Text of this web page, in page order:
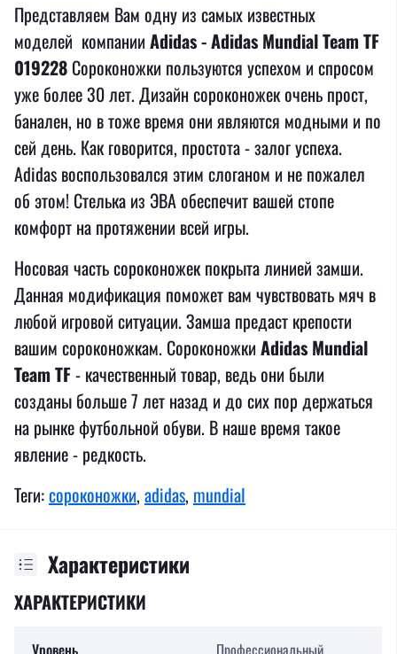
Представляем Вам одну из самых известных
моделей компании Adidas - Adidas Mundial Team TF
019228 Сороконожки пользуются успехом и спросом
уже более 30 лет. Дизайн сороконожек очень прост,
банален, но в тоже время они являются модными и по
сей день. Как говорится, простота - залог успеха.
Adidas воспользовался этим слоганом и не пожалел
об этом! Стелька из ЭВА обеспечит вашей стопе
комфорт на протяжении всей игры.
Носовая часть сороконожек покрыта линией замши.
Данная модификация поможет вам чувствовать мяч в
любой игровой ситуации. Замша предаст крепости
вашим сороконожкам. Сороконожки Adidas Mundial
Team TF- качественный товар, ведь они были
созданы больше 7 лет назад и до сих пор держаться
на рынке футбольной обуви. В наше время такое
явление - редкость.
Теги:сороконожки, adidas, mundial
Характеристики
ХАРАКТЕРИСТИКИ
Уровень Профессиональный